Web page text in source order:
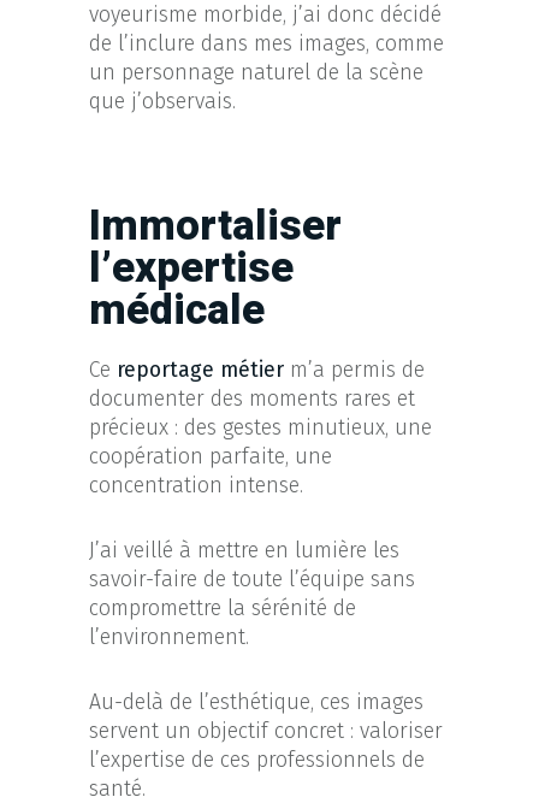
voyeurisme morbide, j’ai donc décidé
de l’inclure dans mes images, comme
un personnage naturel de la scène
que j’observais.
Immortaliser
l’expertise
médicale
Ce reportage métier m’a permis de
documenter des moments rares et
précieux : des gestes minutieux, une
coopération parfaite, une
concentration intense.
J’ai veillé à mettre en lumière les
savoir-faire de toute l’équipe sans
compromettre la sérénité de
l’environnement.
Au-delà de l’esthétique, ces images
servent un objectif concret : valoriser
l’expertise de ces professionnels de
santé.